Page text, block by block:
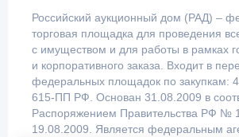
Российский аукционный дом (РАД) –
торговая площадка для проведения
с имуществом и для работы в рамках
и корпоративного заказа. Входит в
федеральных площадок по закупкам:
615-ПП РФ. Основан 31.08.2009 в
Распоряжением Правительства РФ №
19.08.2009. Является федеральным